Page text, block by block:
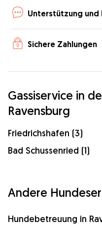
Unterstützung und
Sichere Zahlungen
Gassiservice in
Ravensburg
Friedrichshafen (3)
Bad Schussenried (1)
Andere
Hundebetreuung in